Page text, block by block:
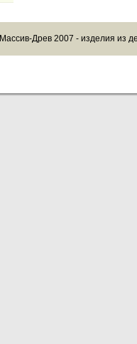
Массив-Древ 2007 - изделия из